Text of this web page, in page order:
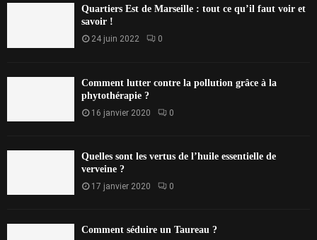
Quartiers Est de Marseille : tout ce qu’il faut voir et
savoir !
24 juin 2022 0
Comment lutter contre la pollution grâce à la
phytothérapie ?
16 janvier 2020 0
Quelles sont les vertus de l’huile essentielle de
verveine ?
17 janvier 2020 0
Comment séduire un Taureau ?